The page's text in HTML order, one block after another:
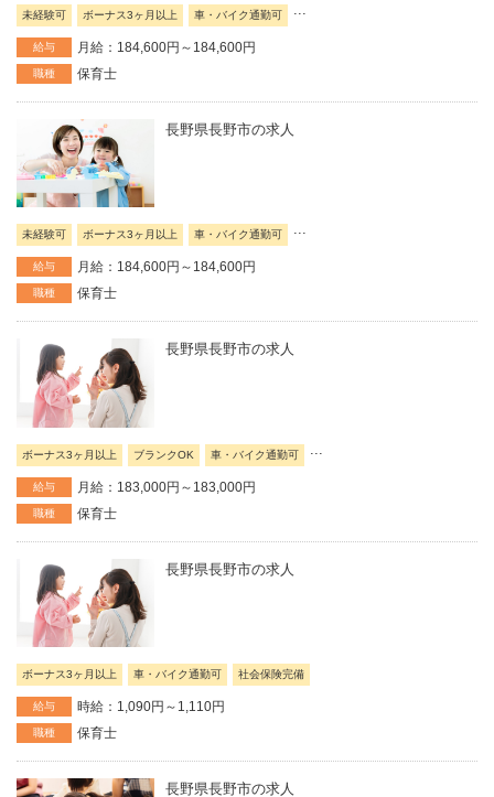
未経験可 ボーナス3ヶ月以上 車・バイク通勤可 ...
給与 月給：184,600円～184,600円
職種 保育士
長野県長野市の求人
未経験可 ボーナス3ヶ月以上 車・バイク通勤可 ...
給与 月給：184,600円～184,600円
職種 保育士
長野県長野市の求人
ボーナス3ヶ月以上 ブランクOK 車・バイク通勤可
給与 月給：183,000円～183,000円
職種 保育士
長野県長野市の求人
ボーナス3ヶ月以上 車・バイク通勤可 社会保険完備
給与 時給：1,090円～1,110円
職種 保育士
長野県長野市の求人